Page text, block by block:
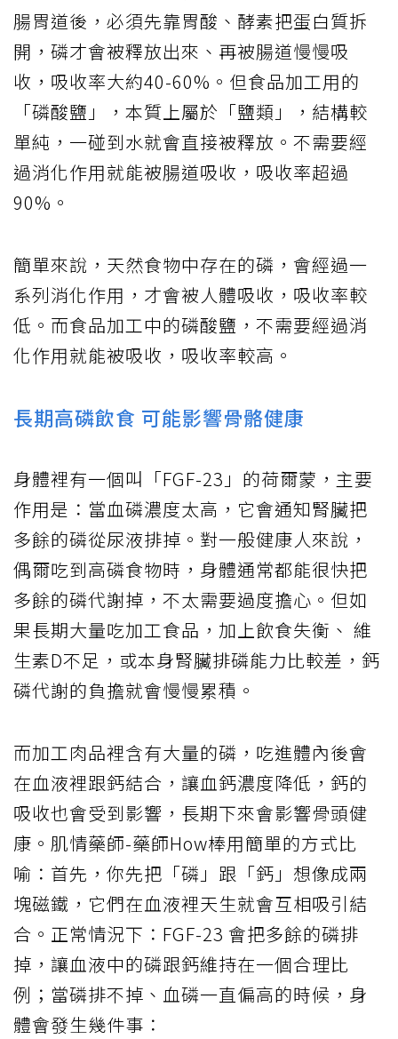
腸胃道後，必須先靠胃酸、酵素把蛋白質拆
開，磷才會被釋放出來、再被腸道慢慢吸
收，吸收率大約40-60%。但食品加工用的
「磷酸鹽」，本質上屬於「鹽類」，結構較
單純，一碰到水就會直接被釋放。不需要經
過消化作用就能被腸道吸收，吸收率超過
90%。
簡單來說，天然食物中存在的磷，會經過一
系列消化作用，才會被人體吸收，吸收率較
低。而食品加工中的磷酸鹽，不需要經過消
化作用就能被吸收，吸收率較高。
長期高磷飲食 可能影響骨骼健康
身體裡有一個叫「FGF-23」的荷爾蒙，主要
作用是：當血磷濃度太高，它會通知腎臟把
多餘的磷從尿液排掉。對一般健康人來說，
偶爾吃到高磷食物時，身體通常都能很快把
多餘的磷代謝掉，不太需要過度擔心。但如
果長期大量吃加工食品，加上飲食失衡、 維
生素D不足，或本身腎臟排磷能力比較差，鈣
磷代謝的負擔就會慢慢累積。
而加工肉品裡含有大量的磷，吃進體內後會
在血液裡跟鈣結合，讓血鈣濃度降低，鈣的
吸收也會受到影響，長期下來會影響骨頭健
康。肌情藥師-藥師How棒用簡單的方式比
喻：首先，你先把「磷」跟「鈣」想像成兩
塊磁鐵，它們在血液裡天生就會互相吸引結
合。正常情況下：FGF-23 會把多餘的磷排
掉，讓血液中的磷跟鈣維持在一個合理比
例；當磷排不掉、血磷一直偏高的時候，身
體會發生幾件事：